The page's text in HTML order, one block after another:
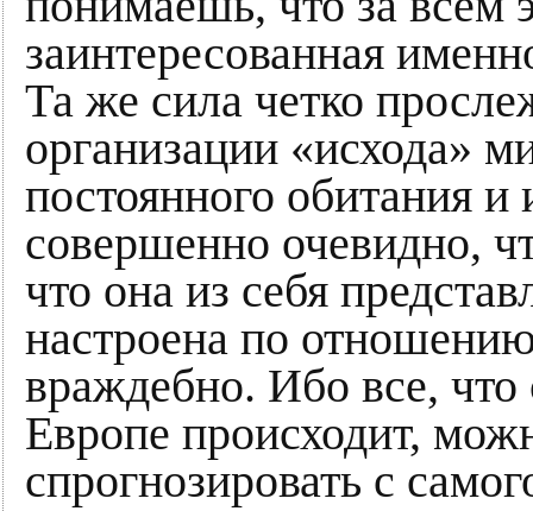
заинтересованная
Та же сила четко
организации «исхода»
постоянного обитания
совершенно очевидно,
что она из себя
настроена по
враждебно. Ибо все,
Европе происходит,
спрогнозировать с